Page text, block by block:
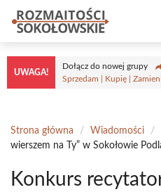
Przejdź
treści
UWAGA!
Dołącz do nowej grupy
Sprzedam | Kupię |
Strona główna / Wiadomości /
wierszem na Ty” w Sokołowie
Konkurs